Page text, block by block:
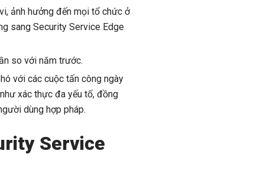
ảnh hưởng đến mọi tổ chức ở
sang Security Service Edge
so với năm trước.
với các cuộc tấn công ngày
xác thực đa yếu tố, đồng
dùng hợp pháp.
Service